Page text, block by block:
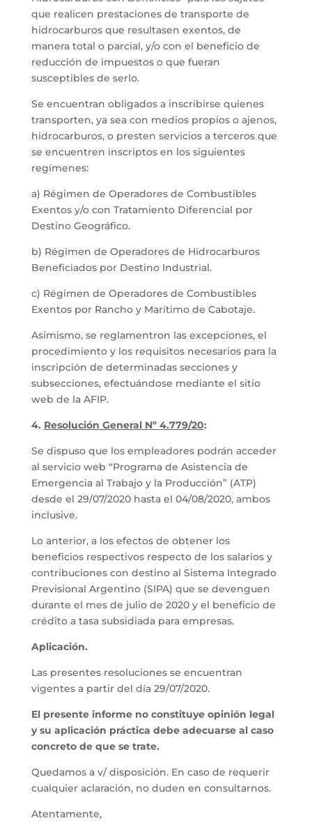
que realicen prestaciones de transporte de
hidrocarburos que resultasen exentos, de
manera total o parcial, y/o con el beneficio de
reducción de impuestos o que fueran
susceptibles de serlo.
Se encuentran obligados a inscribirse quienes
transporten, ya sea con medios propios o ajenos,
hidrocarburos, o presten servicios a terceros que
se encuentren inscriptos en los siguientes
regímenes:
a) Régimen de Operadores de Combustibles
Exentos y/o con Tratamiento Diferencial por
Destino Geográfico.
b) Régimen de Operadores de Hidrocarburos
Beneficiados por Destino Industrial.
c) Régimen de Operadores de Combustibles
Exentos por Rancho y Marítimo de Cabotaje.
Asimismo, se reglamentron las excepciones, el
procedimiento y los requisitos necesarios para la
inscripción de determinadas secciones y
subsecciones, efectuándose mediante el sitio
web de la AFIP.
4. Resolución General Nº 4.779/20:
Se dispuso que los empleadores podrán acceder
al servicio web “Programa de Asistencia de
Emergencia al Trabajo y la Producción” (ATP)
desde el 29/07/2020 hasta el 04/08/2020, ambos
inclusive.
Lo anterior, a los efectos de obtener los
beneficios respectivos respecto de los salarios y
contribuciones con destino al Sistema Integrado
Previsional Argentino (SIPA) que se devenguen
durante el mes de julio de 2020 y el beneficio de
crédito a tasa subsidiada para empresas.
Aplicación.
Las presentes resoluciones se encuentran
vigentes a partir del día 29/07/2020.
El presente informe no constituye opinión legal
y su aplicación práctica debe adecuarse al caso
concreto de que se trate.
Quedamos a v/ disposición. En caso de requerir
cualquier aclaración, no duden en consultarnos.
Atentamente,